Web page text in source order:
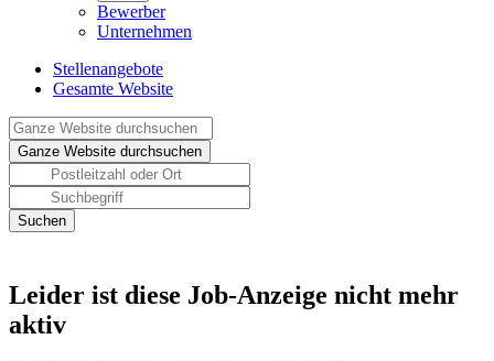
Bewerber
Unternehmen
Stellenangebote
Gesamte Website
Leider ist diese Job-Anzeige nicht mehr
aktiv